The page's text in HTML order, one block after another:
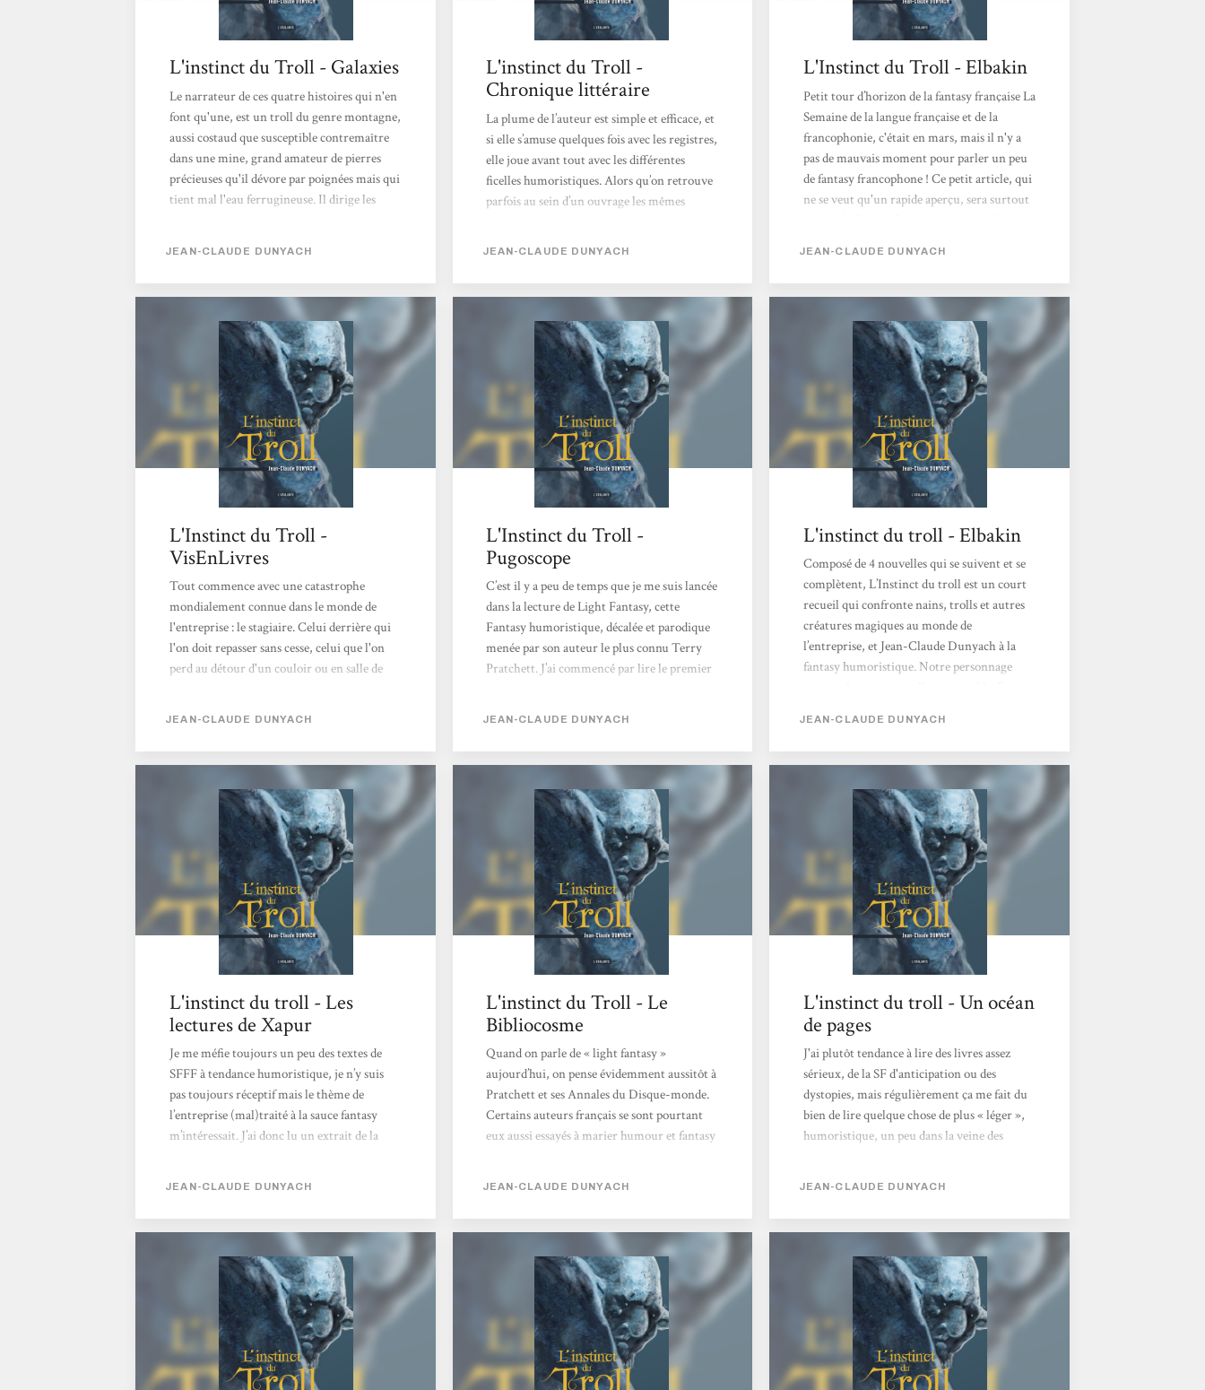
L'instinct du Troll - Galaxies
Le narrateur de ces quatre histoires qui n'en
font qu'une, est un troll du genre montagne,
aussi costaud que susceptible contremaître
dans une mine, grand amateur de pierres
précieuses qu'il dévore par poignées mais qui
tient mal l'eau ferrugineuse. Il dirige les
bureaucrate et pointilleux, pervers comme
tous les humains, lui confie parfois des
missions lointaines utiles à sa gestion de
prospecteur minier. Cette fois, il ne trouve
rien de mieux, en l'envoyant calmer les
ardeurs belliqueuses d'un nécromant, que...
JEAN-CLAUDE DUNYACH
L'instinct du Troll -
Chronique littéraire
La plume de l’auteur est simple et efficace, et
si elle s’amuse quelques fois avec les registres,
elle joue avant tout avec les différentes
ficelles humoristiques. Alors qu’on retrouve
parfois au sein d’un ouvrage les mêmes
évite l’effet de redondance, mais aussi
l’impression de forcer le rire du lectorat. A ce
titre, je remercie l’auteur de la discrétion
avec laquelle il insère la plupart de ses
références...
JEAN-CLAUDE DUNYACH
L'Instinct du Troll - Elbakin
Petit tour d’horizon de la fantasy française La
Semaine de la langue française et de la
francophonie, c'était en mars, mais il n'y a
pas de mauvais moment pour parler un peu
de fantasy francophone ! Ce petit article, qui
ne se veut qu'un rapide aperçu, sera surtout
références et venir nous parler de fantasy
française, suisse, québécoise ou belge, autant
que de fantasy malienne, malgache,
haïtienne... Quelques suggestions de lectures
francophones ! La fantasy en France
(histoire...
JEAN-CLAUDE DUNYACH
L'Instinct du Troll -
VisEnLivres
Tout commence avec une catastrophe
mondialement connue dans le monde de
l'entreprise : le stagiaire. Celui derrière qui
l'on doit repasser sans cesse, celui que l'on
perd au détour d'un couloir ou en salle de
nourrir, lui apprendre la vie et faire en sorte
qu'il se taise le plus possible. Et bien tout part
de là, dans l'instinct du Troll. Ce stagiaire
qui va en faire voir des vertes et des pas
mûres à notre héro (Héro ? Vraiment ?) : un
Troll. Un vrai de vrai, gros, pataud, pas des
plus futés.Et nous voici...
JEAN-CLAUDE DUNYACH
L'Instinct du Troll -
Pugoscope
C’est il y a peu de temps que je me suis lancée
dans la lecture de Light Fantasy, cette
Fantasy humoristique, décalée et parodique
menée par son auteur le plus connu Terry
Pratchett. J’ai commencé par lire le premier
son humour anglais. Puis c’est au festival des
Imaginales 2018 que j’ai découvert Jean-
Claude Dunyach, un auteur français qui
nous a fait mourir de rire avec ses anecdotes
sur le monde du travail aux côtés de John
Lang lors de la conférence « Et...
JEAN-CLAUDE DUNYACH
L'instinct du troll - Elbakin
Composé de 4 nouvelles qui se suivent et se
complètent, L’Instinct du troll est un court
recueil qui confronte nains, trolls et autres
créatures magiques au monde de
l’entreprise, et Jean-Claude Dunyach à la
fantasy humoristique. Notre personnage
qui vont nécessairement avec. La gestion de
tout ceci n’est pas de tout repos : au
programme, directives à donner ou à suivre,
plannings prévisionnels et notes de frais,
qu’il faut transmettre au service concerné. Il
faut également composer avec la hiérarchie...
JEAN-CLAUDE DUNYACH
L'instinct du troll - Les
lectures de Xapur
Je me méfie toujours un peu des textes de
SFFF à tendance humoristique, je n’y suis
pas toujours réceptif mais le thème de
l’entreprise (mal)traité à la sauce fantasy
m’intéressait. J’ai donc lu un extrait de la
moins déjanté que dans la saga Naheulbeuk
par exemple). Quatre nouvelles se suivent et
sont en fait à lire dans l’ordre. Tout d’abord,
une critique du monde de l’entreprise vue à
travers une compagnie minière...
JEAN-CLAUDE DUNYACH
L'instinct du Troll - Le
Bibliocosme
Quand on parle de « light fantasy »
aujourd’hui, on pense évidemment aussitôt à
Pratchett et ses Annales du Disque-monde.
Certains auteurs français se sont pourtant
eux aussi essayés à marier humour et fantasy
de Jean-Claude Dunyach qui signe avec
L’instinct du troll un recueil de quatre
nouvelles franchement désopilantes. Il faut
dire que son idée ne manque pas de panache :
transposer le monde du travail en entreprise
dans un univers fantasmé peuplé de nains,
elfes, trolls,...
JEAN-CLAUDE DUNYACH
L'instinct du troll - Un océan
de pages
J'ai plutôt tendance à lire des livres assez
sérieux, de la SF d'anticipation ou des
dystopies, mais régulièrement ça me fait du
bien de lire quelque chose de plus « léger »,
humoristique, un peu dans la veine des
rentre parfaitement dans cette catégorie. Le
résumé de la quatrième de couverture donne
le ton d'emblée : ce n'est qu'une succession
de citations extraites du roman, mises en
musique par Ayerdhal, qui reprennent des
clichés d'heroic fantasy plus qu'éculés,...
JEAN-CLAUDE DUNYACH